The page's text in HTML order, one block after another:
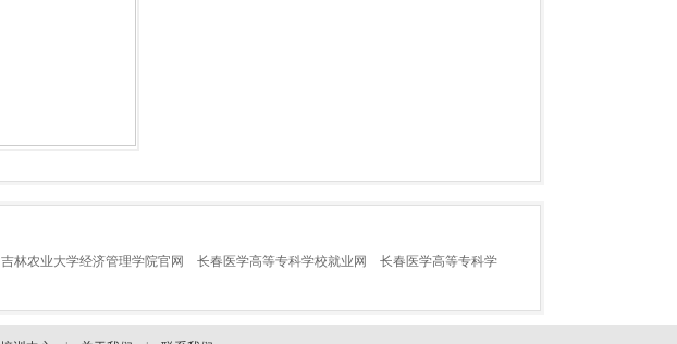
吉林农业大学经济管理学院官网 长春医学高等专科学校就业网
长春医学高等专科学